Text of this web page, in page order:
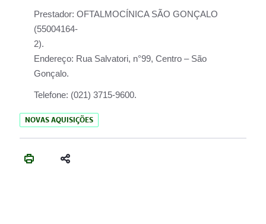
Prestador: OFTALMOCÍNICA SÃO GONÇALO
(55004164-
2).
Endereço: Rua Salvatori, n°99, Centro – São
Gonçalo.
Telefone: (021) 3715-9600.
NOVAS AQUISIÇÕES